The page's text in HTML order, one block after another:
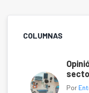
COLUMNAS
Por